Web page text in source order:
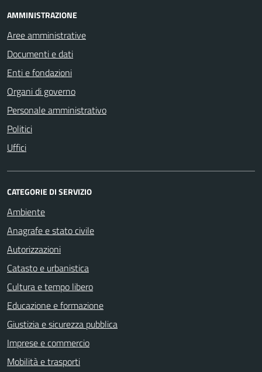
AMMINISTRAZIONE
Aree amministrative
Documenti e dati
Enti e fondazioni
Organi di governo
Personale amministrativo
Politici
Uffici
CATEGORIE DI SERVIZIO
Ambiente
Anagrafe e stato civile
Autorizzazioni
Catasto e urbanistica
Cultura e tempo libero
Educazione e formazione
Giustizia e sicurezza pubblica
Imprese e commercio
Mobilità e trasporti